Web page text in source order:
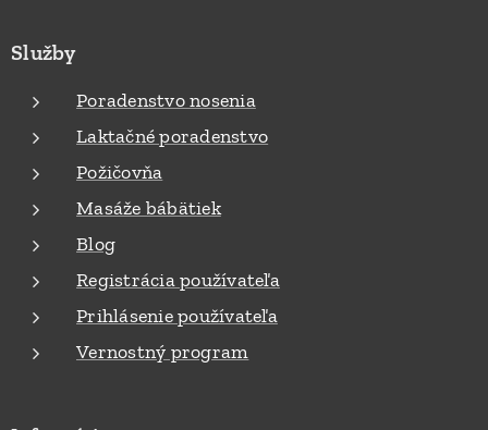
Služby
Poradenstvo nosenia
Laktačné poradenstvo
Požičovňa
Masáže bábätiek
Blog
Registrácia používateľa
Prihlásenie používateľa
Vernostný program